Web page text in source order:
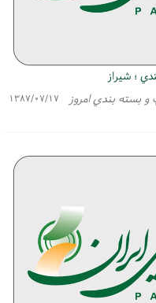
؛ شيراز
۱۳۸۷/۰۷/۱۷
و بسته بندي امروز